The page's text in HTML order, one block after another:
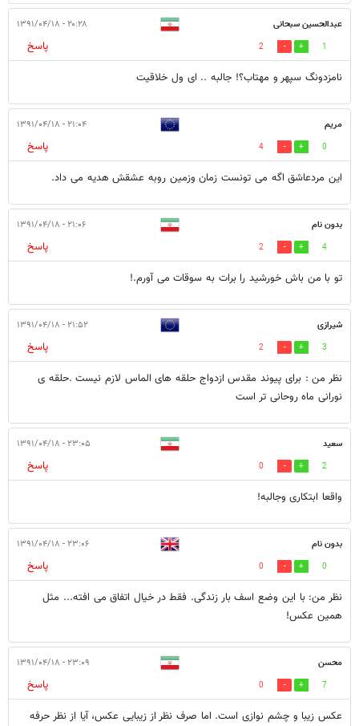
عبدالحسین سبحانی ۲۰:۲۸ - ۱۳۹۱/۰۴/۱۸
1
2
پاسخ
نامزدونگ سپهر و مهتاب؟! جالبه .. ای ول خلاقیت
مریم ۲۱:۰۴ - ۱۳۹۱/۰۴/۱۸
0
4
پاسخ
این مردعاشق اگه می تونست زمان وزمین روبه عشقش هدیه می داد.
بدون نام ۲۱:۰۶ - ۱۳۹۱/۰۴/۱۸
4
2
پاسخ
تو با من باش خورشید را برات به سوقات می آورم.!
شیرازی ۲۱:۵۲ - ۱۳۹۱/۰۴/۱۸
3
2
پاسخ
نظر من : برای پیوند مقدس ازدواج حلقه های الماس لازم نیست .حلقه ی
نورانی ماه روحانی تر است
سعید ۲۳:۰۵ - ۱۳۹۱/۰۴/۱۸
2
0
پاسخ
واقعا ابتکاری وجالبه!
بدون نام ۲۳:۰۶ - ۱۳۹۱/۰۴/۱۸
0
0
پاسخ
نظر من: با این وضع اسف بار زندگی. فقط در خیال اتفاق می افته... مثل
همین عکس!
محسن ۲۳:۰۹ - ۱۳۹۱/۰۴/۱۸
7
0
پاسخ
عکس زیبا و چشم نوازی است. اما صرف نظر از زیبایی عکس، آیا از نظر حرفه